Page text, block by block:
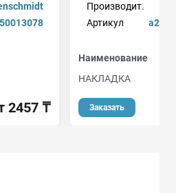
50013078
2457 ₸
Производит.
Артикул
Наименование
НАКЛАДКА
Заказать